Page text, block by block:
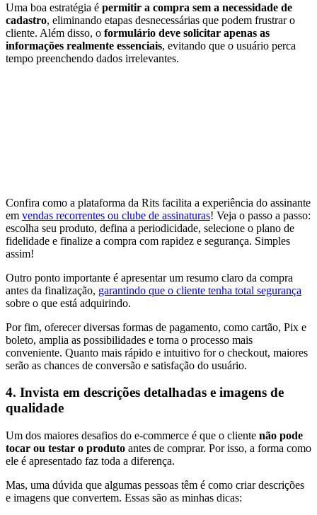
Uma boa estratégia é permitir a compra sem a necessidade de
cadastro, eliminando etapas desnecessárias que podem frustrar o
cliente. Além disso, o formulário deve solicitar apenas as
informações realmente essenciais, evitando que o usuário perca
tempo preenchendo dados irrelevantes.
Confira como a plataforma da Rits facilita a experiência do assinante
em vendas recorrentes ou clube de assinaturas! Veja o passo a passo:
escolha seu produto, defina a periodicidade, selecione o plano de
fidelidade e finalize a compra com rapidez e segurança. Simples
assim!
Outro ponto importante é apresentar um resumo claro da compra
antes da finalização, garantindo que o cliente tenha total segurança
sobre o que está adquirindo.
Por fim, oferecer diversas formas de pagamento, como cartão, Pix e
boleto, amplia as possibilidades e torna o processo mais
conveniente. Quanto mais rápido e intuitivo for o checkout, maiores
serão as chances de conversão e satisfação do usuário.
4. Invista em descrições detalhadas e imagens de
qualidade
Um dos maiores desafios do e-commerce é que o cliente não pode
tocar ou testar o produto antes de comprar. Por isso, a forma como
ele é apresentado faz toda a diferença.
Mas, uma dúvida que algumas pessoas têm é como criar descrições
e imagens que convertem. Essas são as minhas dicas: